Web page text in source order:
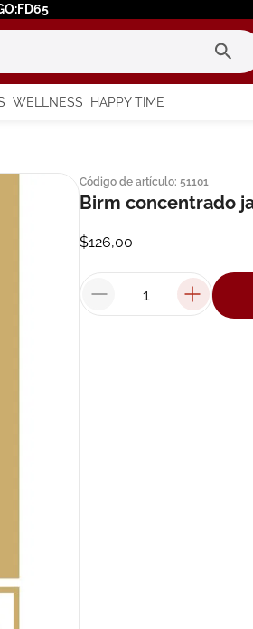
WELLNESS HAPPY TIME
Código de artículo: 51101
Birm concentrado
$126,00